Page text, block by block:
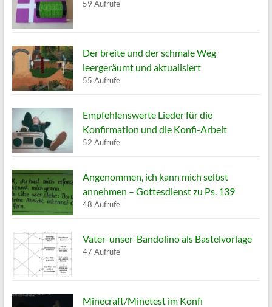
59 Aufrufe
Der breite und der schmale Weg
leergeräumt und aktualisiert
55 Aufrufe
Empfehlenswerte Lieder für die
Konfirmation und die Konfi-Arbeit
52 Aufrufe
Angenommen, ich kann mich selbst
annehmen – Gottesdienst zu Ps. 139
48 Aufrufe
Vater-unser-Bandolino als Bastelvorlage
47 Aufrufe
Minecraft/Minetest im Konfi